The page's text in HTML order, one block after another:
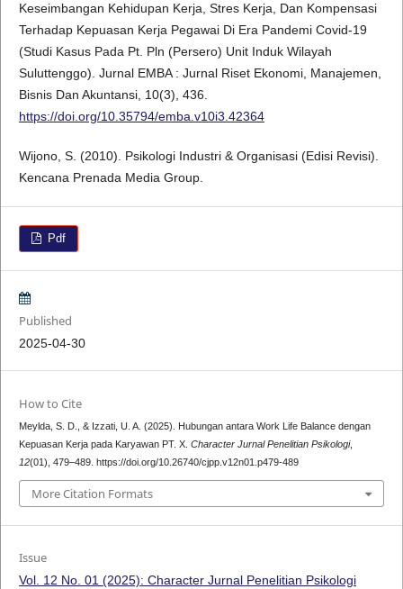
Keseimbangan Kehidupan Kerja, Stres Kerja, Dan Kompensasi
Terhadap Kepuasan Kerja Pegawai Di Era Pandemi Covid-19
(Studi Kasus Pada Pt. Pln (Persero) Unit Induk Wilayah
Suluttenggo). Jurnal EMBA : Jurnal Riset Ekonomi, Manajemen,
Bisnis Dan Akuntansi, 10(3), 436.
https://doi.org/10.35794/emba.v10i3.42364
Wijono, S. (2010). Psikologi Industri & Organisasi (Edisi Revisi).
Kencana Prenada Media Group.
Pdf
Published
2025-04-30
How to Cite
Meylda, S. D., & Izzati, U. A. (2025). Hubungan antara Work Life Balance dengan
Kepuasan Kerja pada Karyawan PT. X. Character Jurnal Penelitian Psikologi,
12(01), 479–489. https://doi.org/10.26740/cjpp.v12n01.p479-489
More Citation Formats
Issue
Vol. 12 No. 01 (2025): Character Jurnal Penelitian Psikologi